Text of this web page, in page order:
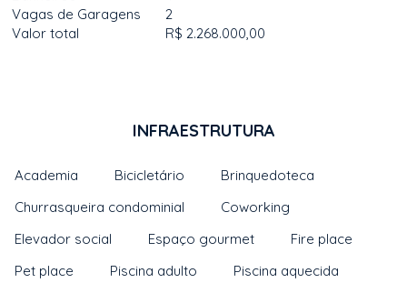
Vagas de Garagens
2
Valor total
R$ 2.268.000,00
INFRAESTRUTURA
Academia Bicicletário
Brinquedoteca
Churrasqueira condominial
Coworking
Elevador social
Espaço gourmet
Fire place
Pet place
Piscina adulto
Piscina aquecida